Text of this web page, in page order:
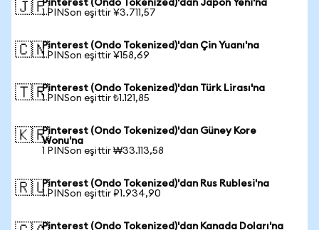
🇯🇵Pinterest (Ondo Tokenized)'dan Japon Yeni'na
1 PINSon eşittir ¥3.711,57
🇨🇳Pinterest (Ondo Tokenized)'dan Çin Yuanı'na
1 PINSon eşittir ¥158,69
🇹🇷Pinterest (Ondo Tokenized)'dan Türk Lirası'na
1 PINSon eşittir ₺1.121,85
🇰🇷Pinterest (Ondo Tokenized)'dan Güney Kore
Wonu'na
1 PINSon eşittir ₩33.113,58
🇷🇺Pinterest (Ondo Tokenized)'dan Rus Rublesi'na
1 PINSon eşittir ₽1.934,90
Pinterest (Ondo Tokenized)'dan Kanada Doları'na